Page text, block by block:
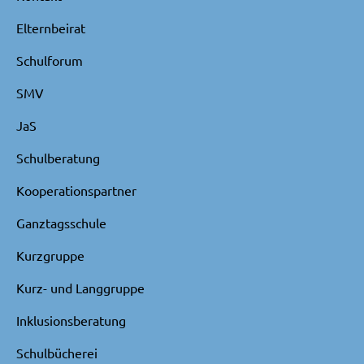
Elternbeirat
Schulforum
SMV
JaS
Schulberatung
Kooperationspartner
Ganztagsschule
Kurzgruppe
Kurz- und Langgruppe
Inklusionsberatung
Schulbücherei